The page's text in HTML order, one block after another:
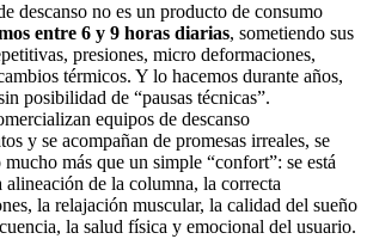
descanso no es un producto de consumo
entre 6 y 9 horas diarias, sometiendo sus
presiones, micro deformaciones,
térmicos. Y lo hacemos durante años,
posibilidad de “pausas técnicas”.
equipos de descanso
y se acompañan de promesas irreales, se
más que un simple “confort”: se está
de la columna, la correcta
la relajación muscular, la calidad del sueño
la salud física y emocional del usuario.